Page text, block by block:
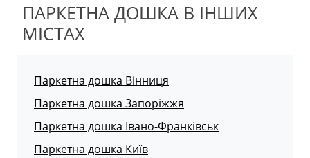
ПАРКЕТНА ДОШКА В ІНШИХ
МІСТАХ
Паркетна дошка Вінниця
Паркетна дошка Запоріжжя
Паркетна дошка Івано-Франківськ
Паркетна дошка Київ